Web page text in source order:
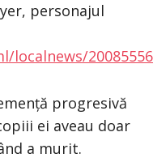
personajul
progresivă
ei aveau doar
a murit.